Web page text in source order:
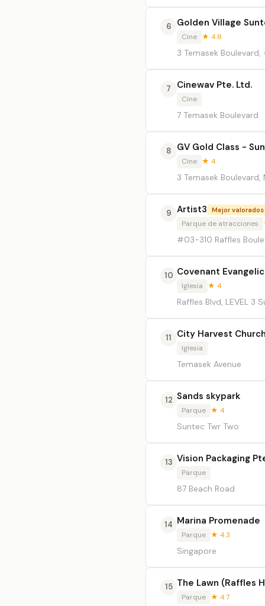
6 Golden Village
Cine ★ 4.8
3 Temasek
7 Cinewav Pte. Ltd.
Cine
7 Temasek Boulevard
8 GV Gold Class -
Cine ★ 4
3 Temasek
9 Artist3 Mejor valorados
Parque de atracciones
#03-310 Raffles
10 Covenant
Iglesia ★ 4
Raffles Blvd, LEVEL
11 City Harvest
Iglesia
Temasek Avenue
12 Sands skypark
Parque ★ 4
Suntec Twr Two
13 Vision Packaging
Parque
87 Beach Road
14 Marina Promenade
Parque ★ 4.3
Singapore
15 The Lawn (Raffles
Parque ★ 4.7